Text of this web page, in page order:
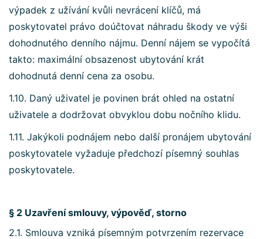
výpadek z užívání kvůli nevrácení klíčů, má
poskytovatel právo doúčtovat náhradu škody ve výši
dohodnutého denního nájmu. Denní nájem se vypočítá
takto: maximální obsazenost ubytování krát
dohodnutá denní cena za osobu.
1.10. Daný uživatel je povinen brát ohled na ostatní
uživatele a dodržovat obvyklou dobu nočního klidu.
1.11. Jakýkoli podnájem nebo další pronájem ubytování
poskytovatele vyžaduje předchozí písemný souhlas
poskytovatele.
§ 2 Uzavření smlouvy, výpověď, storno
2.1. Smlouva vzniká písemným potvrzením rezervace